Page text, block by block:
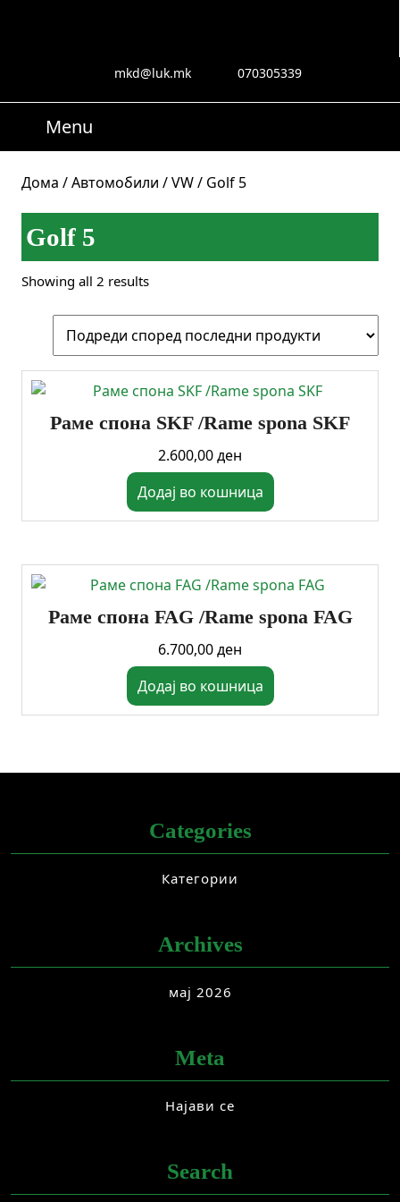
mkd@luk.mk mkd@luk.mk070305339
Menu
Дома /Автомобили /VW/ Golf 5
Golf 5
Showing all 2 resultsSorted
Раме спона SKF /Rame spona SKF
2.600,00ден
Додај во кошница
Раме спона FAG /Rame spona FAG
6.700,00ден
Додај во кошница
Categories
Категории
Archives
мај 2026
Meta
Најави се
Search